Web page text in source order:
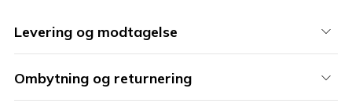
Levering og modtagelse
Ombytning og returnering